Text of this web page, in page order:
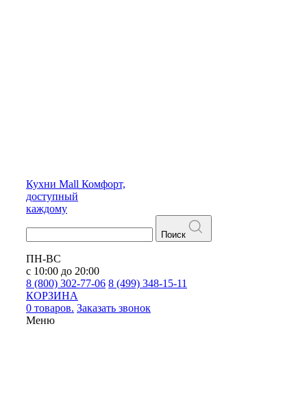
Кухни Mall Комфорт,
доступный
каждому
Поиск
ПН-ВС
с 10:00 до 20:00
8 (800) 302-77-06 8 (499) 348-15-11
КОРЗИНА
0 товаров. Заказать звонок
Меню